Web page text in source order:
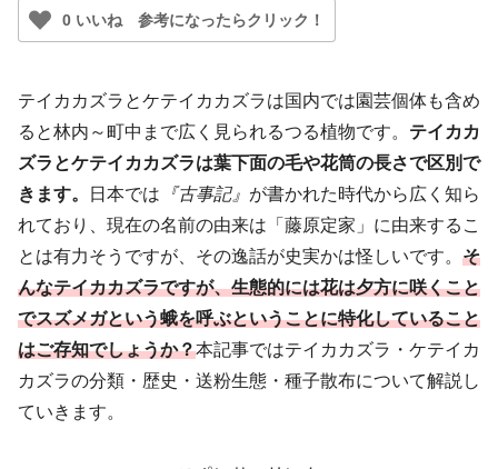
0 いいね 参考になったらクリック！
テイカカズラとケテイカカズラは国内では園芸個体も含め
ると林内～町中まで広く見られるつる植物です。 テイカカ
ズラとケテイカカズラは葉下面の毛や花筒の長さで区別で
きます。
日本では 『古事記』 が書かれた時代から広く知ら
れており、現在の名前の由来は「藤原定家」に由来するこ
とは有力そうですが、その逸話が史実かは怪しいです。 そ
んなテイカカズラですが、生態的には花は夕方に咲くこと
でスズメガという蛾を呼ぶということに特化していること
はご存知でしょうか？本記事ではテイカカズラ・ケテイカ
カズラの分類・歴史・送粉生態・種子散布について解説し
ていきます。